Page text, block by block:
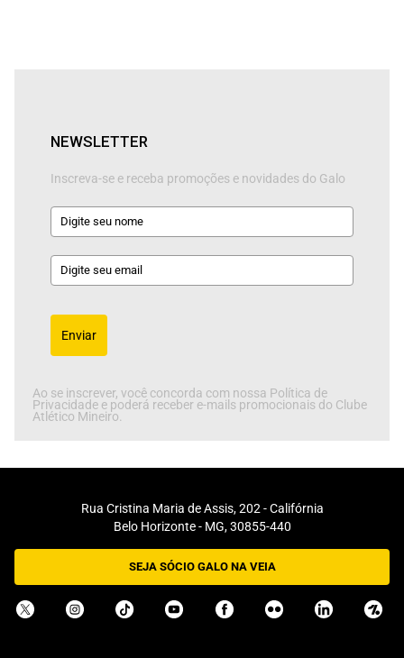
NEWSLETTER
Inscreva-se e receba promoções e novidades do Galo
Enviar
Ao se inscrever, você concorda com nossa Política de
Privacidade e poderá receber e-mails promocionais do Clube
Atlético Mineiro.
Rua Cristina Maria de Assis, 202 - Califórnia
Belo Horizonte - MG, 30855-440
SEJA SÓCIO GALO NA VEIA